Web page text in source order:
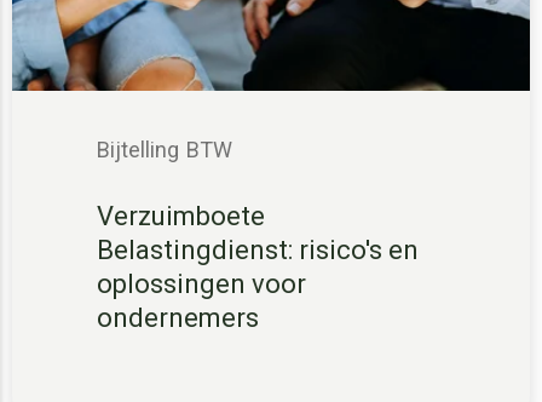
Bijtelling BTW
Verzuimboete
Belastingdienst: risico's en
oplossingen voor
ondernemers